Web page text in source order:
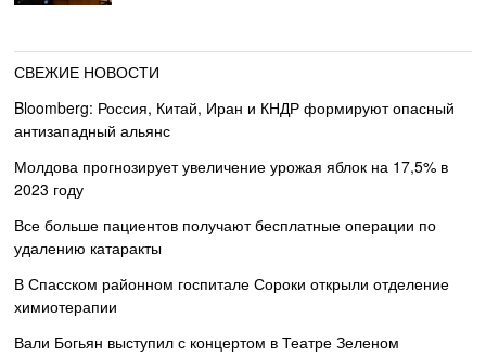
СВЕЖИЕ НОВОСТИ
Bloomberg: Россия, Китай, Иран и КНДР формируют опасный
антизападный альянс
Молдова прогнозирует увеличение урожая яблок на 17,5% в
2023 году
Все больше пациентов получают бесплатные операции по
удалению катаракты
В Спасском районном госпитале Сороки открыли отделение
химиотерапии
Вали Богьян выступил с концертом в Театре Зеленом